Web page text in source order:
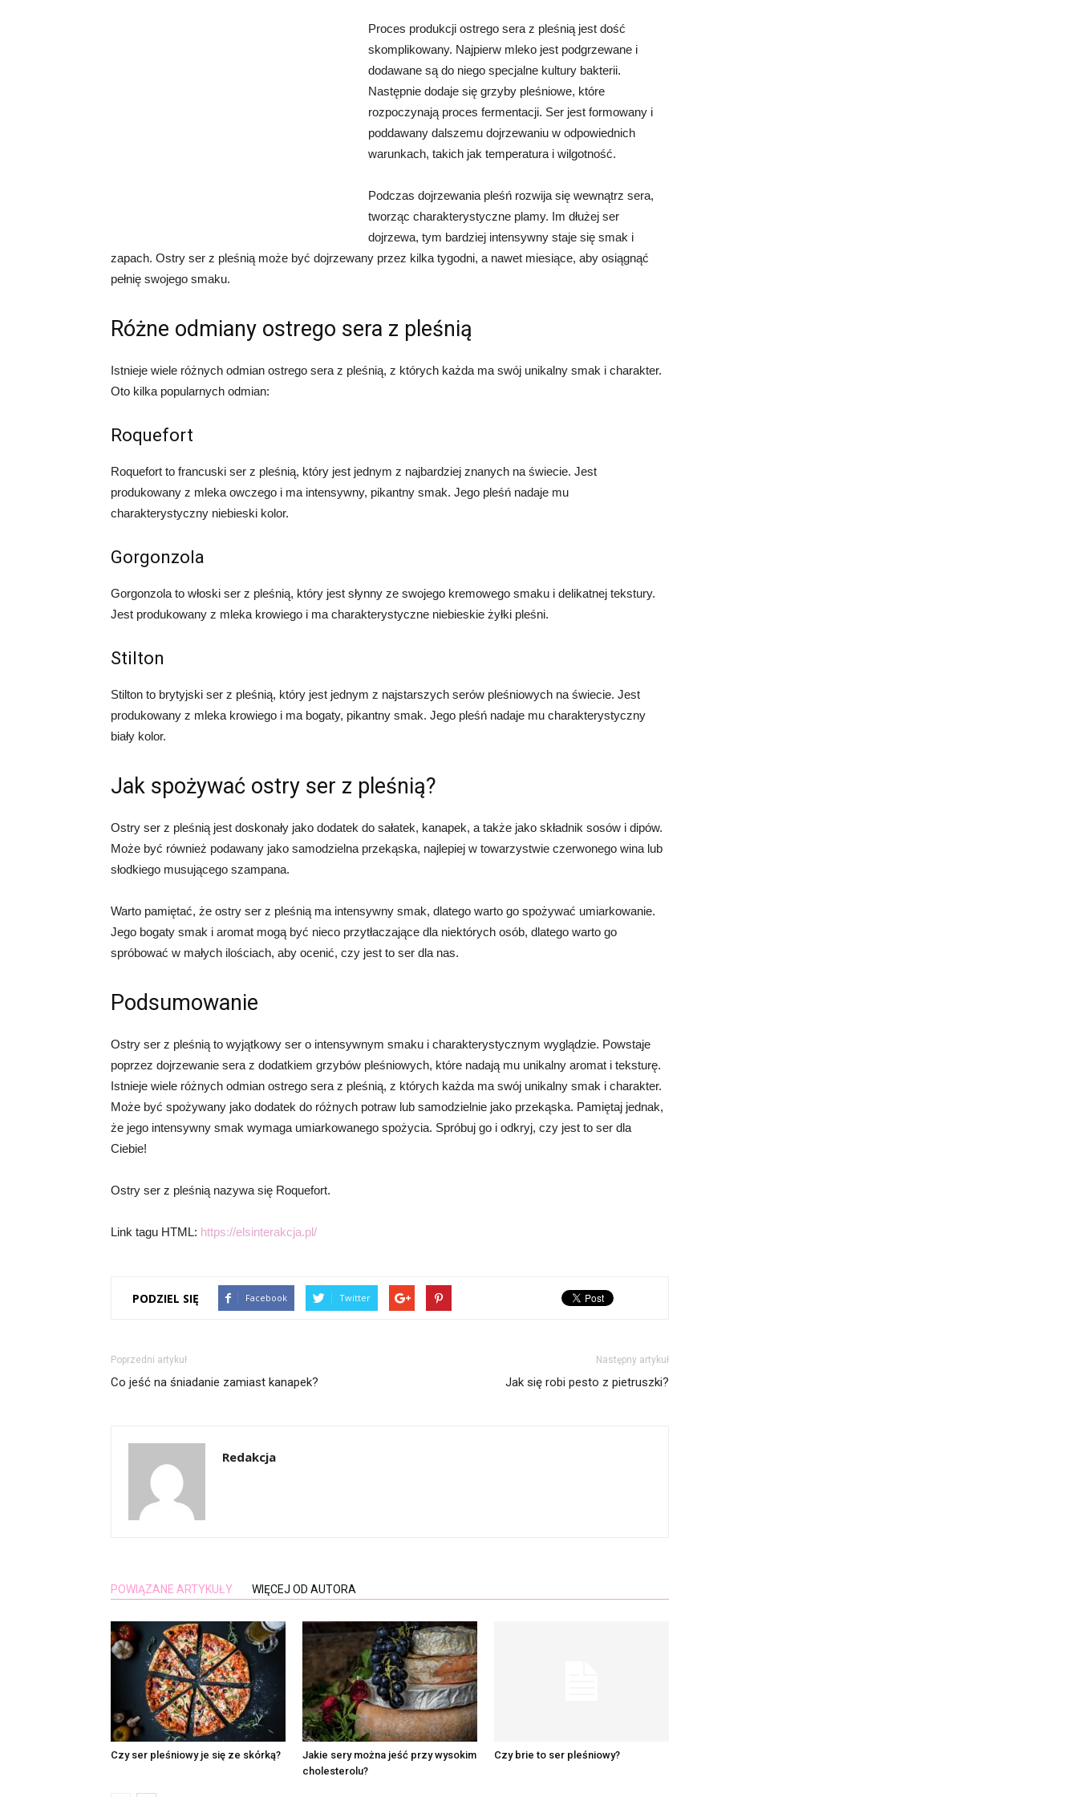
Proces produkcji ostrego sera z pleśnią jest dość
skomplikowany. Najpierw mleko jest podgrzewane i
dodawane są do niego specjalne kultury bakterii.
Następnie dodaje się grzyby pleśniowe, które
rozpoczynają proces fermentacji. Ser jest formowany i
poddawany dalszemu dojrzewaniu w odpowiednich
warunkach, takich jak temperatura i wilgotność.
Podczas dojrzewania pleśń rozwija się wewnątrz sera,
tworząc charakterystyczne plamy. Im dłużej ser
dojrzewa, tym bardziej intensywny staje się smak i
zapach. Ostry ser z pleśnią może być dojrzewany przez kilka tygodni, a nawet miesiące, aby osiągnąć
pełnię swojego smaku.
Różne odmiany ostrego sera z pleśnią
Istnieje wiele różnych odmian ostrego sera z pleśnią, z których każda ma swój unikalny smak i charakter.
Oto kilka popularnych odmian:
Roquefort
Roquefort to francuski ser z pleśnią, który jest jednym z najbardziej znanych na świecie. Jest
produkowany z mleka owczego i ma intensywny, pikantny smak. Jego pleśń nadaje mu
charakterystyczny niebieski kolor.
Gorgonzola
Gorgonzola to włoski ser z pleśnią, który jest słynny ze swojego kremowego smaku i delikatnej tekstury.
Jest produkowany z mleka krowiego i ma charakterystyczne niebieskie żyłki pleśni.
Stilton
Stilton to brytyjski ser z pleśnią, który jest jednym z najstarszych serów pleśniowych na świecie. Jest
produkowany z mleka krowiego i ma bogaty, pikantny smak. Jego pleśń nadaje mu charakterystyczny
biały kolor.
Jak spożywać ostry ser z pleśnią?
Ostry ser z pleśnią jest doskonały jako dodatek do sałatek, kanapek, a także jako składnik sosów i dipów.
Może być również podawany jako samodzielna przekąska, najlepiej w towarzystwie czerwonego wina lub
słodkiego musującego szampana.
Warto pamiętać, że ostry ser z pleśnią ma intensywny smak, dlatego warto go spożywać umiarkowanie.
Jego bogaty smak i aromat mogą być nieco przytłaczające dla niektórych osób, dlatego warto go
spróbować w małych ilościach, aby ocenić, czy jest to ser dla nas.
Podsumowanie
Ostry ser z pleśnią to wyjątkowy ser o intensywnym smaku i charakterystycznym wyglądzie. Powstaje
poprzez dojrzewanie sera z dodatkiem grzybów pleśniowych, które nadają mu unikalny aromat i teksturę.
Istnieje wiele różnych odmian ostrego sera z pleśnią, z których każda ma swój unikalny smak i charakter.
Może być spożywany jako dodatek do różnych potraw lub samodzielnie jako przekąska. Pamiętaj jednak,
że jego intensywny smak wymaga umiarkowanego spożycia. Spróbuj go i odkryj, czy jest to ser dla
Ciebie!
Ostry ser z pleśnią nazywa się Roquefort.
Link tagu HTML: https://elsinterakcja.pl/
PODZIEL SIĘ Facebook Twitter
Poprzedni artykuł
Co jeść na śniadanie zamiast kanapek?
Następny artykuł
Jak się robi pesto z pietruszki?
Redakcja
POWIĄZANE ARTYKUŁY WIĘCEJ OD AUTORA
Czy ser pleśniowy je się ze skórką?
Jakie sery można jeść przy wysokim
cholesterolu?
Czy brie to ser pleśniowy?